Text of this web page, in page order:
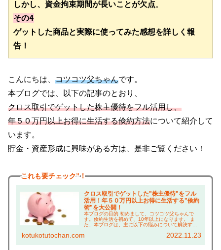
しかし、資金拘束期間が長いことが欠点
その4
ゲットした商品と実際に使ってみた感想を詳しく報
告！
こんにちは、 コツコツ父ちゃんです。
本ブログでは、以下の記事のとおり、
クロス取引でゲットした株主優待をフル活用し、
年５０万円以上お得に生活する倹約方法について紹介して
います。
貯金・資産形成に興味がある方は、是非ご覧ください！
これも要チェック”！
クロス取引でゲットした"株主優待"をフル
活用！年５０万円以上お得に生活する"倹約
術"を大公開！
本ブログの目的 初めまして、コツコツ父ちゃんで
す。倹約生活を初めて、10年以上になります。 ま
た、本ブログは、主に以下の悩みについて解決する
は、 ・株主優待って何がもらえるの？ →実際に使
kotukotutochan.com 2022.11.23